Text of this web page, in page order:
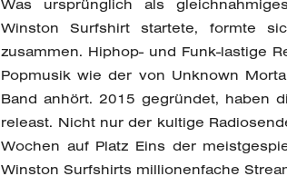
Was ursprünglich als
Winston Surfshirt startete, formte
zusammen. Hiphop- und Funk-lastige
Popmusik wie der von Unknown
Band anhört. 2015 gegründet, haben
releast. Nicht nur der kultige
Wochen auf Platz Eins der
Winston Surfshirts millionenfache